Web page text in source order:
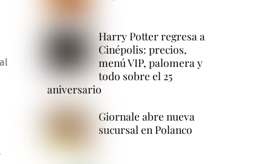
Harry Potter regresa a
Cinépolis: precios,
menú VIP, palomera y
todo sobre el 25
aniversario
Giornale abre nueva
sucursal en Polanco